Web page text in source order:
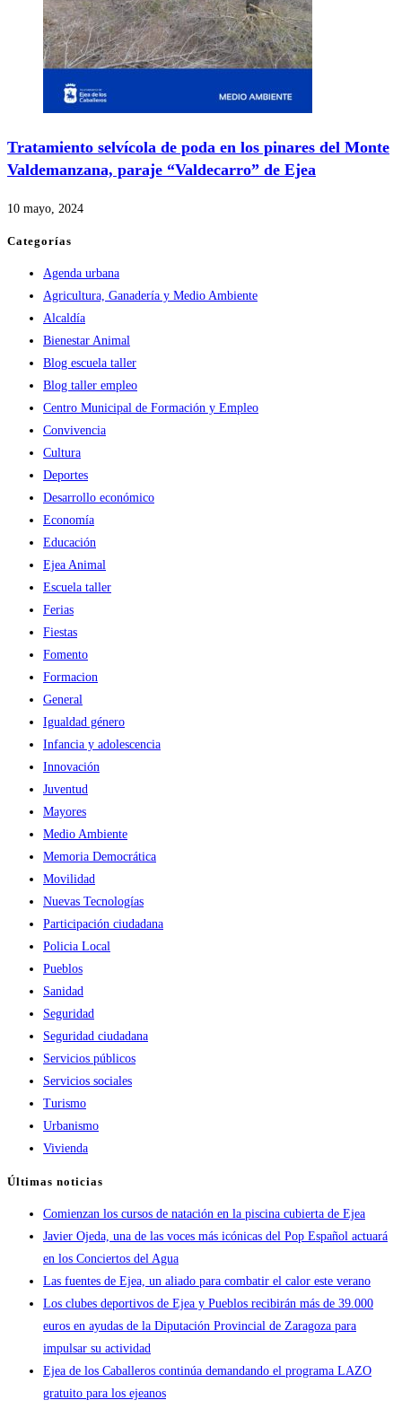
Tratamiento selvícola de poda en los pinares del Monte
Valdemanzana, paraje “Valdecarro” de Ejea
10 mayo, 2024
Categorías
Agenda urbana
Agricultura, Ganadería y Medio Ambiente
Alcaldía
Bienestar Animal
Blog escuela taller
Blog taller empleo
Centro Municipal de Formación y Empleo
Convivencia
Cultura
Deportes
Desarrollo económico
Economía
Educación
Ejea Animal
Escuela taller
Ferias
Fiestas
Fomento
Formacion
General
Igualdad género
Infancia y adolescencia
Innovación
Juventud
Mayores
Medio Ambiente
Memoria Democrática
Movilidad
Nuevas Tecnologías
Participación ciudadana
Policia Local
Pueblos
Sanidad
Seguridad
Seguridad ciudadana
Servicios públicos
Servicios sociales
Turismo
Urbanismo
Vivienda
Últimas noticias
Comienzan los cursos de natación en la piscina cubierta de Ejea
Javier Ojeda, una de las voces más icónicas del Pop Español actuará
en los Conciertos del Agua
Las fuentes de Ejea, un aliado para combatir el calor este verano
Los clubes deportivos de Ejea y Pueblos recibirán más de 39.000
euros en ayudas de la Diputación Provincial de Zaragoza para
impulsar su actividad
Ejea de los Caballeros continúa demandando el programa LAZO
gratuito para los ejeanos